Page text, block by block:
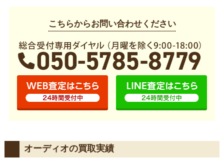
こちらからお問い合わせください
オーディオの買取実績